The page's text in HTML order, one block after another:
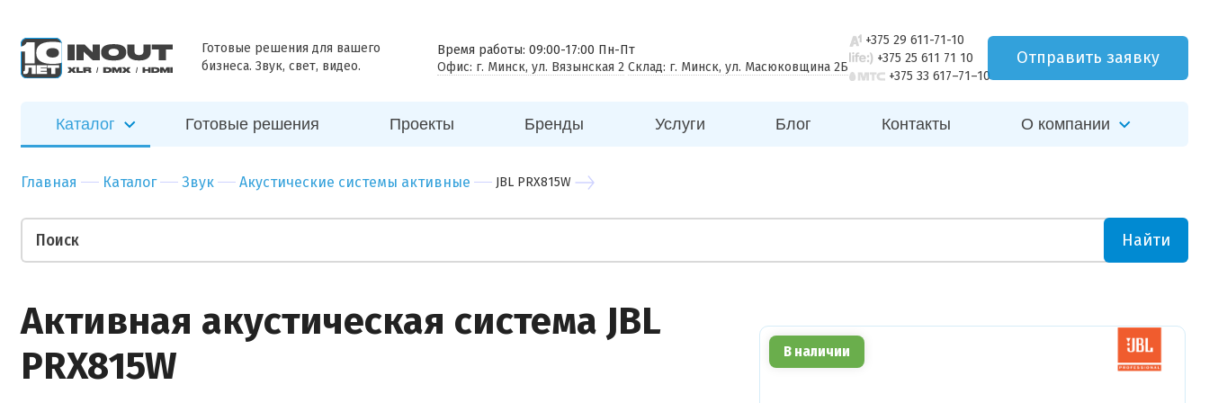
Готовые решения для вашего
бизнеса. Звук, свет, видео.
Время работы: 09:00-17:00 Пн-Пт
Офис: г. Минск, ул. Вязынская 2 Склад: г. Минск, ул. Масюковщина 2Б
+375 29 611-71-10
+375 25 611 71 10
+375 33 617–71–10
Отправить заявку
Каталог Готовые решения Проекты Бренды Услуги Блог Контакты О компании
Главная Каталог Звук Акустические системы активные JBL PRX815W
Найти
Активная акустическая система JBL
PRX815W
В наличии
Отправить
свяжется с
вами в
Отправить
Ресторан
Переговорная комната
Гостиница
Бутик
Музей
Салон красоты
Бизнес центр
Ваши пожелания